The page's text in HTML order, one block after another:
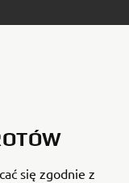
się zgodnie z